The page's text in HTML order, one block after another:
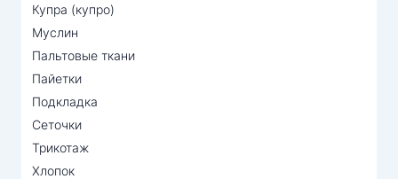
Купра (купро)
Муслин
Пальтовые ткани
Пайетки
Подкладка
Сеточки
Трикотаж
Хлопок